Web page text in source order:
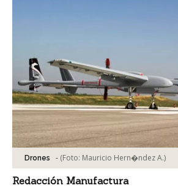
Drones - (Foto: Mauricio Hern�ndez A.)
Redacción Manufactura